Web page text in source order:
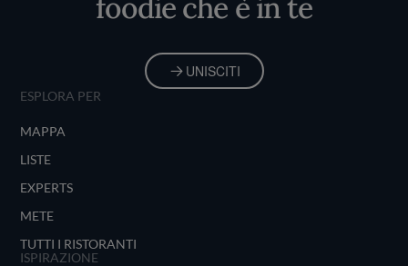
foodie che è in te
UNISCITI
ESPLORA PER
MAPPA
LISTE
EXPERTS
METE
TUTTI I RISTORANTI
ISPIRAZIONE